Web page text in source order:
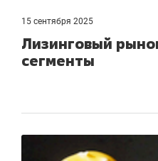
15 сентября 2025
Лизинговый
сегменты